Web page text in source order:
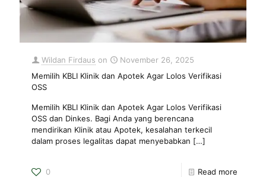
Wildan Firdaus on
November 26, 2025
Memilih KBLI Klinik dan Apotek Agar Lolos Verifikasi
OSS
Memilih KBLI Klinik dan Apotek Agar Lolos Verifikasi
OSS dan Dinkes. Bagi Anda yang berencana
mendirikan Klinik atau Apotek, kesalahan terkecil
dalam proses legalitas dapat menyebabkan […]
0 Read more